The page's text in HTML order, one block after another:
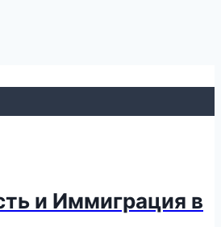
и Иммиграция в